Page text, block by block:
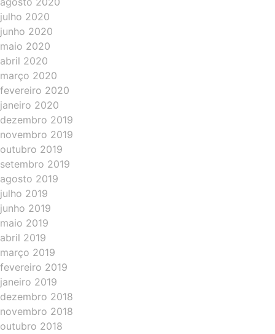
julho 2020
junho 2020
maio 2020
abril 2020
março 2020
fevereiro 2020
janeiro 2020
dezembro 2019
novembro 2019
outubro 2019
setembro 2019
agosto 2019
julho 2019
junho 2019
maio 2019
abril 2019
março 2019
fevereiro 2019
janeiro 2019
dezembro 2018
novembro 2018
outubro 2018